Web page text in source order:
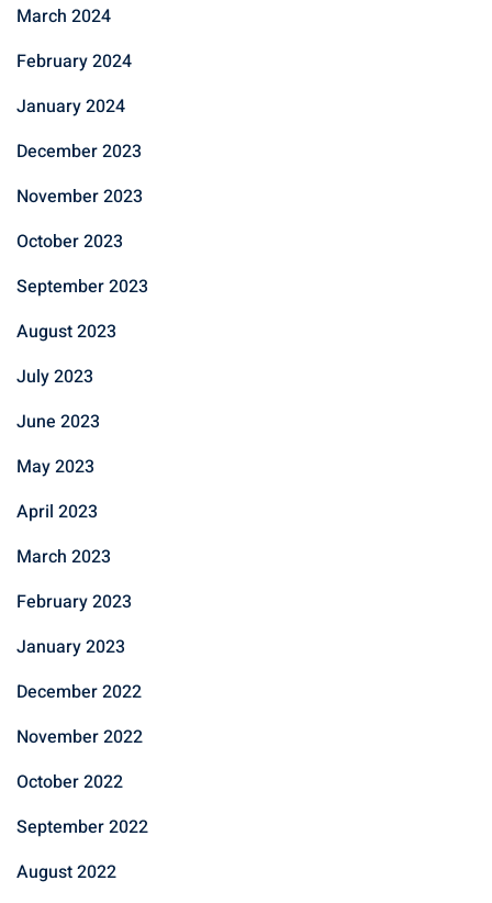
March 2024
February 2024
January 2024
December 2023
November 2023
October 2023
September 2023
August 2023
July 2023
June 2023
May 2023
April 2023
March 2023
February 2023
January 2023
December 2022
November 2022
October 2022
September 2022
August 2022